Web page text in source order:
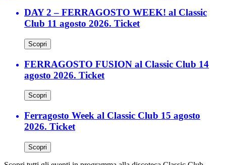
DAY 2 – FERRAGOSTO WEEK! al Classic
Club 11 agosto 2026. Ticket
Scopri
FERRAGOSTO FUSION al Classic Club 14
agosto 2026. Ticket
Scopri
Ferragosto Week al Classic Club 15 agosto
2026. Ticket
Scopri